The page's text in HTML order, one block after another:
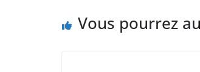
o p
Vous pourrez